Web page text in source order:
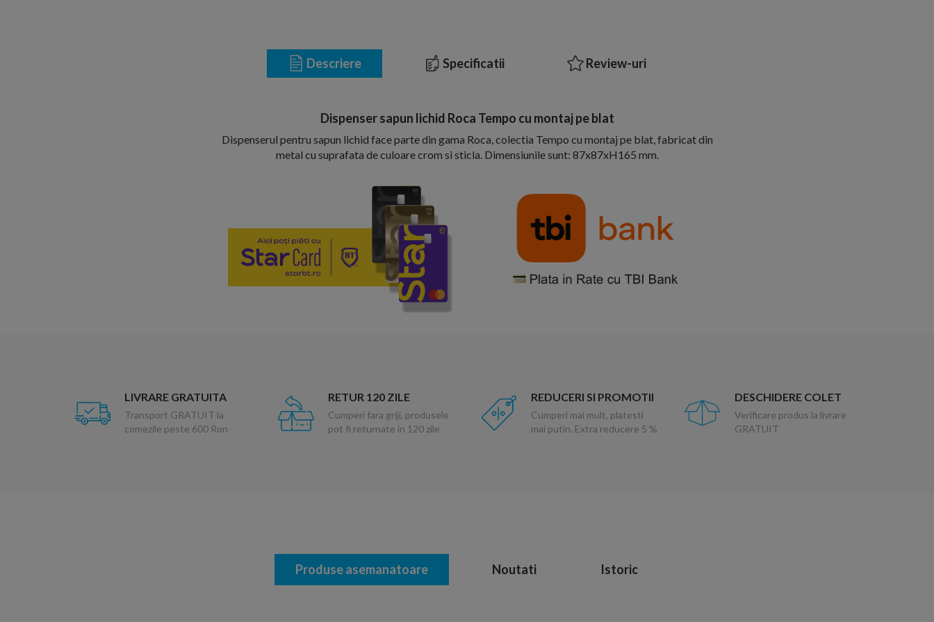
Descriere Specificatii Review-uri
Dispenser sapun lichid Roca Tempo cu montaj pe blat
Dispenserul pentru sapun lichid face parte din gama Roca, colectia Tempo cu montaj pe blat, fabricat din
metal cu suprafata de culoare crom si sticla. Dimensiunile sunt: 87x87xH165 mm.
LIVRARE GRATUITA
Transport GRATUIT la
comezile peste 600 Ron
RETUR 120 ZILE
Cumperi fara griji, produsele
pot fi returnate in 120 zile
REDUCERI SI PROMOTII
Cumperi mai mult, platesti
mai putin. Extra reducere 5 %
DESCHIDERE COLET
Verificare produs la livrare
GRATUIT
Produse asemanatoare Noutati Istoric